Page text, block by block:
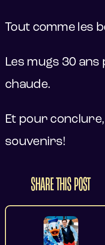
Tout comme les
Les mugs 30
chaude.
Et pour
souvenirs!
SHARE THIS POST